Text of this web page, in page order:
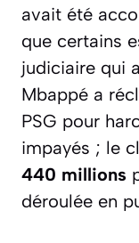
avait été
que certains
judiciaire qui
Mbappé a
PSG pour
impayés ; le
440 millions
déroulée en